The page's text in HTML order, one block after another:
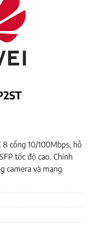
cổng 10/100Mbps, hỗ
tốc độ cao. Chính
camera và mạng